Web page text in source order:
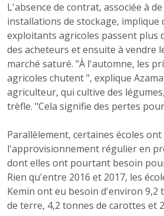
L'absence de contrat, associée à
installations de stockage, implique
exploitants agricoles passent plus
des acheteurs et ensuite à vendre
marché saturé. "À l'automne, les
agricoles chutent ", explique
agriculteur, qui cultive des
trèfle. "Cela signifie des pertes
Parallèlement, certaines écoles
l'approvisionnement régulier en
dont elles ont pourtant besoin
Rien qu'entre 2016 et 2017, les
Kemin ont eu besoin d'environ 9,2
de terre, 4,2 tonnes de carottes et